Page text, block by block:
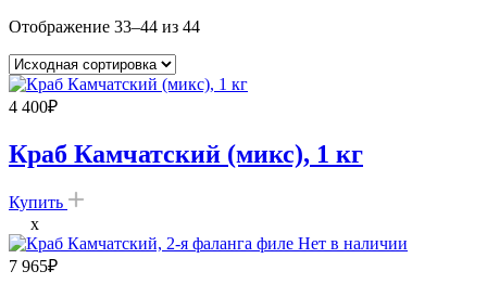
Отображение 33–44 из 44
4 400₽
Краб Камчатский (микс), 1 кг
Купить
x
Нет в наличии
7 965₽